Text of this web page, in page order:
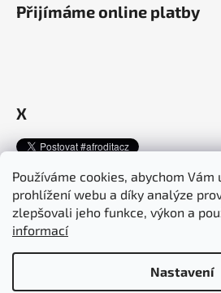
Používáme cookies, abychom
prohlížení webu a díky analýze
zlepšovali jeho funkce, výkon a
informací
Nastavení
Přijímáme online platby
X
Afroditacosmetics.cz